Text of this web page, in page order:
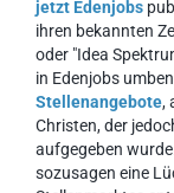
jetzt Edenjobs
ihren bekannten
oder "Idea
in Edenjobs
Stellenangebote,
Christen, der
aufgegeben
sozusagen eine